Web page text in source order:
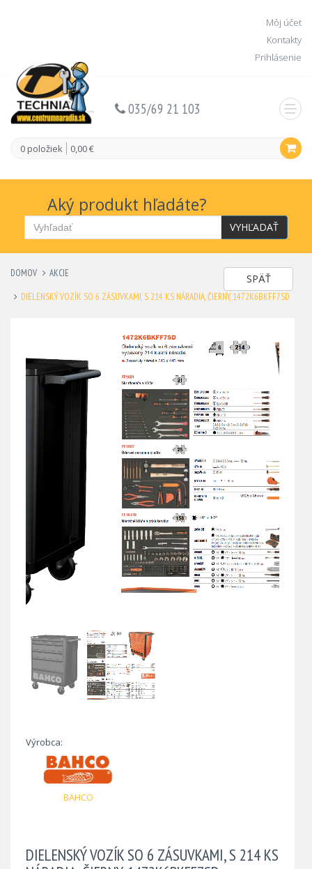
Môj účet
Kontakty
Prihlásenie
0 položiek 0,00 €
035/69 21 103
Aký produkt hľadáte?
VYHĽADAŤ
SPÄŤ
DOMOV
AKCIE
DIELENSKÝ VOZÍK SO 6 ZÁSUVKAMI, S 214 KS NÁRADIA, ČIERNY, 1472K6BKFF7SD
Výrobca:
BAHCO
DIELENSKÝ VOZÍK SO 6 ZÁSUVKAMI, S 214 KS